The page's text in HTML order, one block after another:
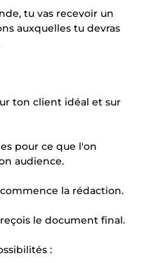
tu vas recevoir un
auxquelles tu devras
ton client idéal et sur
pour ce que l'on
audience.
la rédaction.
le document final.
: